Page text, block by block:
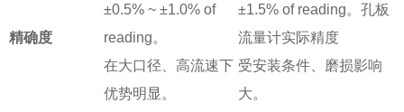
精确度
±0.5% ~ ±1.0% of
reading。
在大口径、高流速下
优势明显。
±1.5% of reading。孔板
流量计实际精度
受安装条件、磨损影响
大。